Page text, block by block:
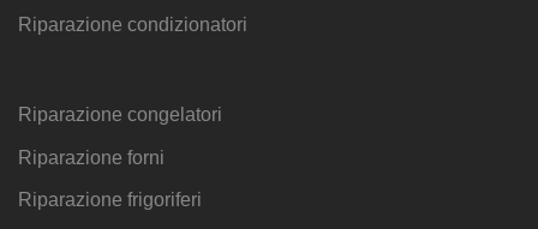
Riparazione condizionatori
Riparazione congelatori
Riparazione forni
Riparazione frigoriferi